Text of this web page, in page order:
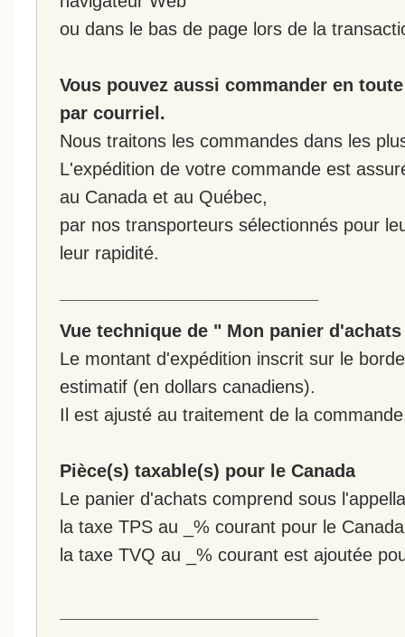
ou dans le bas de page lors de la
Vous pouvez aussi commander en
par courriel.
Nous traitons les commandes dans les
L'expédition de votre commande est
au Canada et au Québec,
par nos transporteurs sélectionnés pour
leur rapidité.
Vue technique de " Mon panier
Le montant d'expédition inscrit sur le
estimatif (en dollars canadiens).
Il est ajusté au traitement de la
Pièce(s) taxable(s) pour le Canada
Le panier d'achats comprend sous
la taxe TPS au _% courant pour le
la taxe TVQ au _% courant est ajoutée